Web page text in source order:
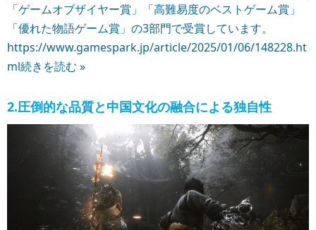
「ゲームオブザイヤー賞」「高難易度のベストゲーム賞」
「優れた物語ゲーム賞」の3部門で受賞しています。
https://www.gamespark.jp/article/2025/01/06/148228.ht
ml続きを読む »
2.圧倒的な品質と中国文化の融合による独自性